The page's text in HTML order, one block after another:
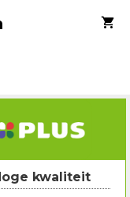
kwaliteit